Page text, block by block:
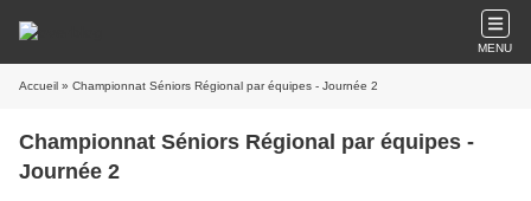
MENU
Accueil » Championnat Séniors Régional par équipes - Journée 2
Championnat Séniors Régional par équipes -
Journée 2